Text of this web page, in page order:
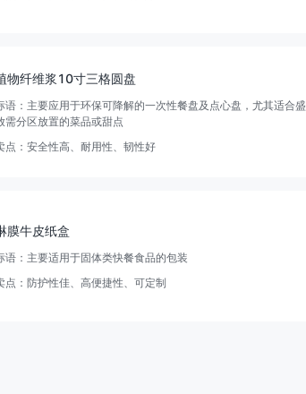
物纤维浆10寸三格圆盘
语： 主要应用于环保可降解的一次性餐盘及点心盘，尤其适合盛
需分区放置的菜品或甜点
点：安全性高、耐用性、韧性好
膜牛皮纸盒
语： 主要适用于固体类快餐食品的包装
点：防护性佳、高便捷性、可定制